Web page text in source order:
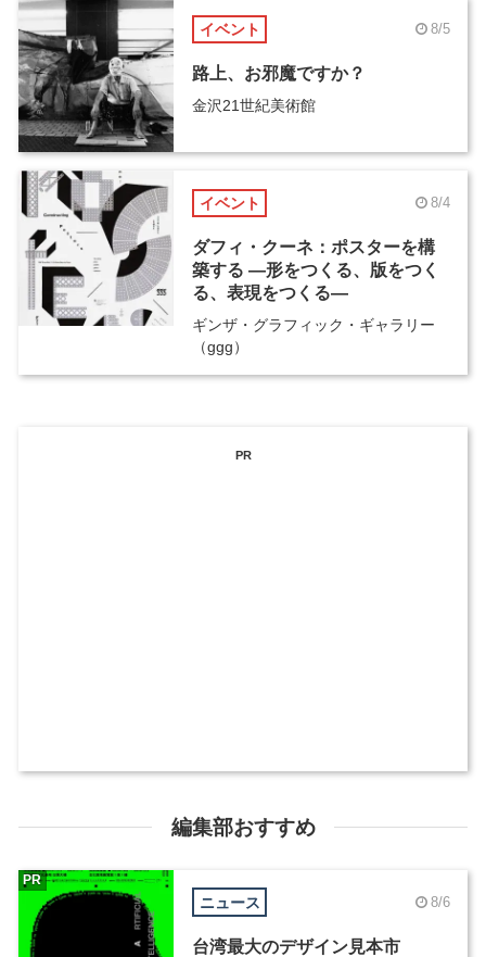
イベント 8/5
路上、お邪魔ですか？
金沢21世紀美術館
イベント 8/4
ダフィ・クーネ：ポスターを構
築する ―形をつくる、版をつく
る、表現をつくる―
ギンザ・グラフィック・ギャラリー
（ggg）
PR
編集部おすすめ
ニュース 8/6
台湾最大のデザイン見本市
PR